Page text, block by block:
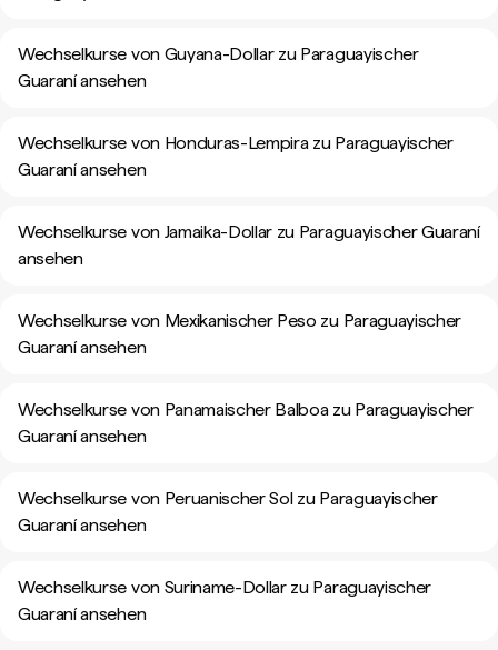
Wechselkurse von Guyana-Dollar zu Paraguayischer
Guaraní ansehen
Wechselkurse von Honduras-Lempira zu Paraguayischer
Guaraní ansehen
Wechselkurse von Jamaika-Dollar zu Paraguayischer Guaraní
ansehen
Wechselkurse von Mexikanischer Peso zu Paraguayischer
Guaraní ansehen
Wechselkurse von Panamaischer Balboa zu Paraguayischer
Guaraní ansehen
Wechselkurse von Peruanischer Sol zu Paraguayischer
Guaraní ansehen
Wechselkurse von Suriname-Dollar zu Paraguayischer
Guaraní ansehen